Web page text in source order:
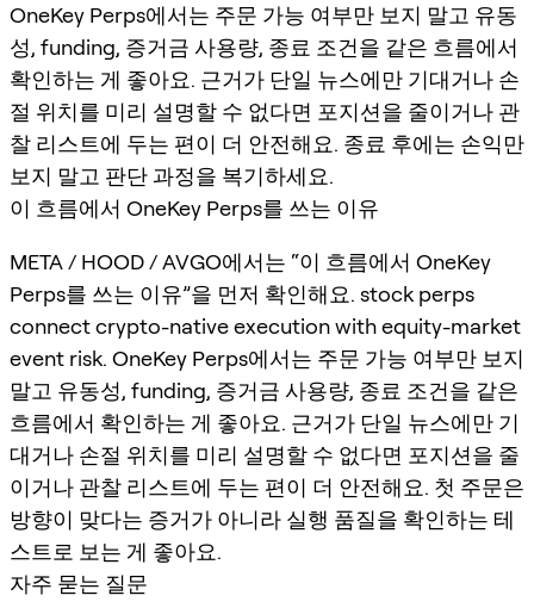
OneKey Perps에서는 주문 가능 여부만 보지 말고 유동
성, funding, 증거금 사용량, 종료 조건을 같은 흐름에서
확인하는 게 좋아요. 근거가 단일 뉴스에만 기대거나 손
절 위치를 미리 설명할 수 없다면 포지션을 줄이거나 관
찰 리스트에 두는 편이 더 안전해요. 종료 후에는 손익만
보지 말고 판단 과정을 복기하세요.
이 흐름에서 OneKey Perps를 쓰는 이유
META / HOOD / AVGO에서는 “이 흐름에서 OneKey
Perps를 쓰는 이유”을 먼저 확인해요. stock perps
connect crypto-native execution with equity-market
event risk. OneKey Perps에서는 주문 가능 여부만 보지
말고 유동성, funding, 증거금 사용량, 종료 조건을 같은
흐름에서 확인하는 게 좋아요. 근거가 단일 뉴스에만 기
대거나 손절 위치를 미리 설명할 수 없다면 포지션을 줄
이거나 관찰 리스트에 두는 편이 더 안전해요. 첫 주문은
방향이 맞다는 증거가 아니라 실행 품질을 확인하는 테
스트로 보는 게 좋아요.
자주 묻는 질문